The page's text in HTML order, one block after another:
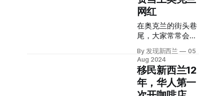
为父母不在身边，
我在新西兰没有家
的归属感“，纵使
Clara的亲戚对她体
贴入微，但是对
下来，会计、幼
教、园艺，试了个
遍。 直到老师告诉
我，不允许再换专
业，我才安定下
来，在多伦多学习
传媒。 毕业后，
响最深。 他曾说
过，“在非洲、亚
洲、南美洲参加比
赛让我去了许多异
国情调的地方和许
多山中。“最难忘
的比赛之旅是青藏
高原，穿越青藏高
原，这是难忘的经
乐的他收到了自己
人生的第一把吉
他，然后开始了创
作和弹唱。除了音
喜欢看日漫，也就
顺便开始学起了日
语。偶尔一个机
会，他听到了一首
在新西兰、6个月
在中国），或
者“9+3”（9个月在
新西兰，3个月在
中国）的生活。 本
期，发现君采访了
华人王加加，她刚
刚开始探索这种生
活模式。 30+，决
定换一个地方生活
网红
在奥克兰的街头巷
尾，大家常常会看
到一个身穿青蛙玩
偶服的人，跳着中
国的“科目三舞
蹈”，本地人把他
叫做“Frog Man”青
By 发现新西兰
05
Aug 2024
移民新西兰12
年，华人第一